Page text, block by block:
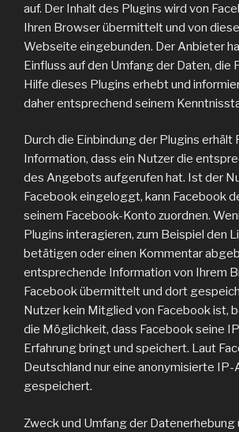
auf. Der Inhalt des Plugins wird von
Ihren Browser übermittelt und von
Webseite eingebunden. Der Anbieter
Einfluss auf den Umfang der Daten, die
Hilfe dieses Plugins erhebt und
daher entsprechend seinem
Durch die Einbindung der Plugins erhält
Information, dass ein Nutzer die
des Angebots aufgerufen hat. Ist der
Facebook eingeloggt, kann Facebook
seinem Facebook-Konto zuordnen.
Plugins interagieren, zum Beispiel den
betätigen oder einen Kommentar
entsprechende Information von Ihrem
Facebook übermittelt und dort
Nutzer kein Mitglied von Facebook ist,
die Möglichkeit, dass Facebook seine
Erfahrung bringt und speichert. Laut
Deutschland nur eine anonymisierte IP-
gespeichert.
Zweck und Umfang der Datenerhebung